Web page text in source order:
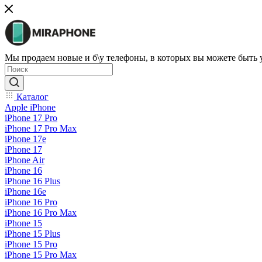
Мы продаем новые и б\у телефоны, в которых вы можете быть
Каталог
Apple iPhone
iPhone 17 Pro
iPhone 17 Pro Max
iPhone 17e
iPhone 17
iPhone Air
iPhone 16
iPhone 16 Plus
iPhone 16e
iPhone 16 Pro
iPhone 16 Pro Max
iPhone 15
iPhone 15 Plus
iPhone 15 Pro
iPhone 15 Pro Max